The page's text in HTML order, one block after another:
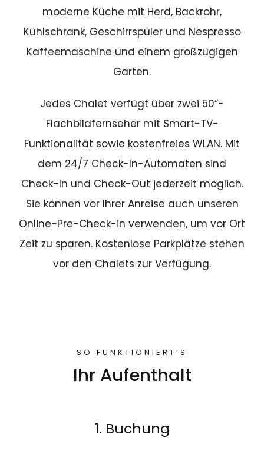
moderne Küche mit Herd, Backrohr,
Kühlschrank, Geschirrspüler und Nespresso
Kaffeemaschine und einem großzügigen
Garten.
Jedes Chalet verfügt über zwei 50“-
Flachbildfernseher mit Smart-TV-
Funktionalität sowie kostenfreies WLAN. Mit
dem 24/7 Check-In-Automaten sind
Check-In und Check-Out jederzeit möglich.
Sie können vor Ihrer Anreise auch unseren
Online-Pre-Check-in verwenden, um vor Ort
Zeit zu sparen. Kostenlose Parkplätze stehen
vor den Chalets zur Verfügung.
SO FUNKTIONIERT’S
Ihr Aufenthalt
1. Buchung